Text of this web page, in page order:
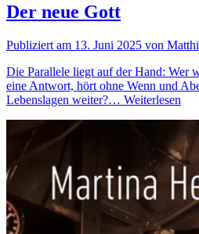
Der neue Gott
Publiziert am 13. Juni 2025 von
Die Parallele liegt auf der Hand: Wer
eine Antwort, hört ohne Wenn und
Lebenslagen weiter?… Weiterlesen